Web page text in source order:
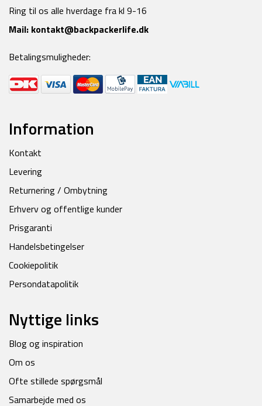
Ring til os alle hverdage fra kl 9-16
Mail: kontakt@backpackerlife.dk
Betalingsmuligheder:
Information
Kontakt
Levering
Returnering / Ombytning
Erhverv og offentlige kunder
Prisgaranti
Handelsbetingelser
Cookiepolitik
Persondatapolitik
Nyttige links
Blog og inspiration
Om os
Ofte stillede spørgsmål
Samarbejde med os